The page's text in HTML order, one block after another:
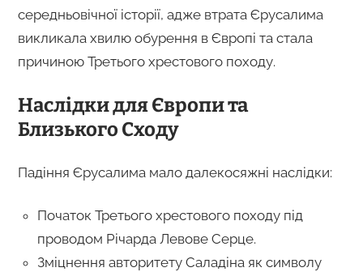
середньовічної історії, адже втрата Єрусалима
викликала хвилю обурення в Європі та стала
причиною Третього хрестового походу.
Наслідки для Європи та
Близького Сходу
Падіння Єрусалима мало далекосяжні наслідки:
Початок Третього хрестового походу під
проводом Річарда Левове Серце.
Зміцнення авторитету Саладіна як символу